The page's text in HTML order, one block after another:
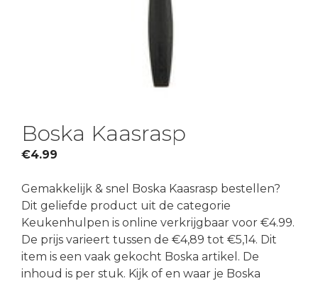
Boska Kaasrasp
€4.99
Gemakkelijk & snel Boska Kaasrasp bestellen?
Dit geliefde product uit de categorie
Keukenhulpen is online verkrijgbaar voor €4.99.
De prijs varieert tussen de €4,89 tot €5,14. Dit
item is een vaak gekocht Boska artikel. De
inhoud is per stuk. Kijk of en waar je Boska